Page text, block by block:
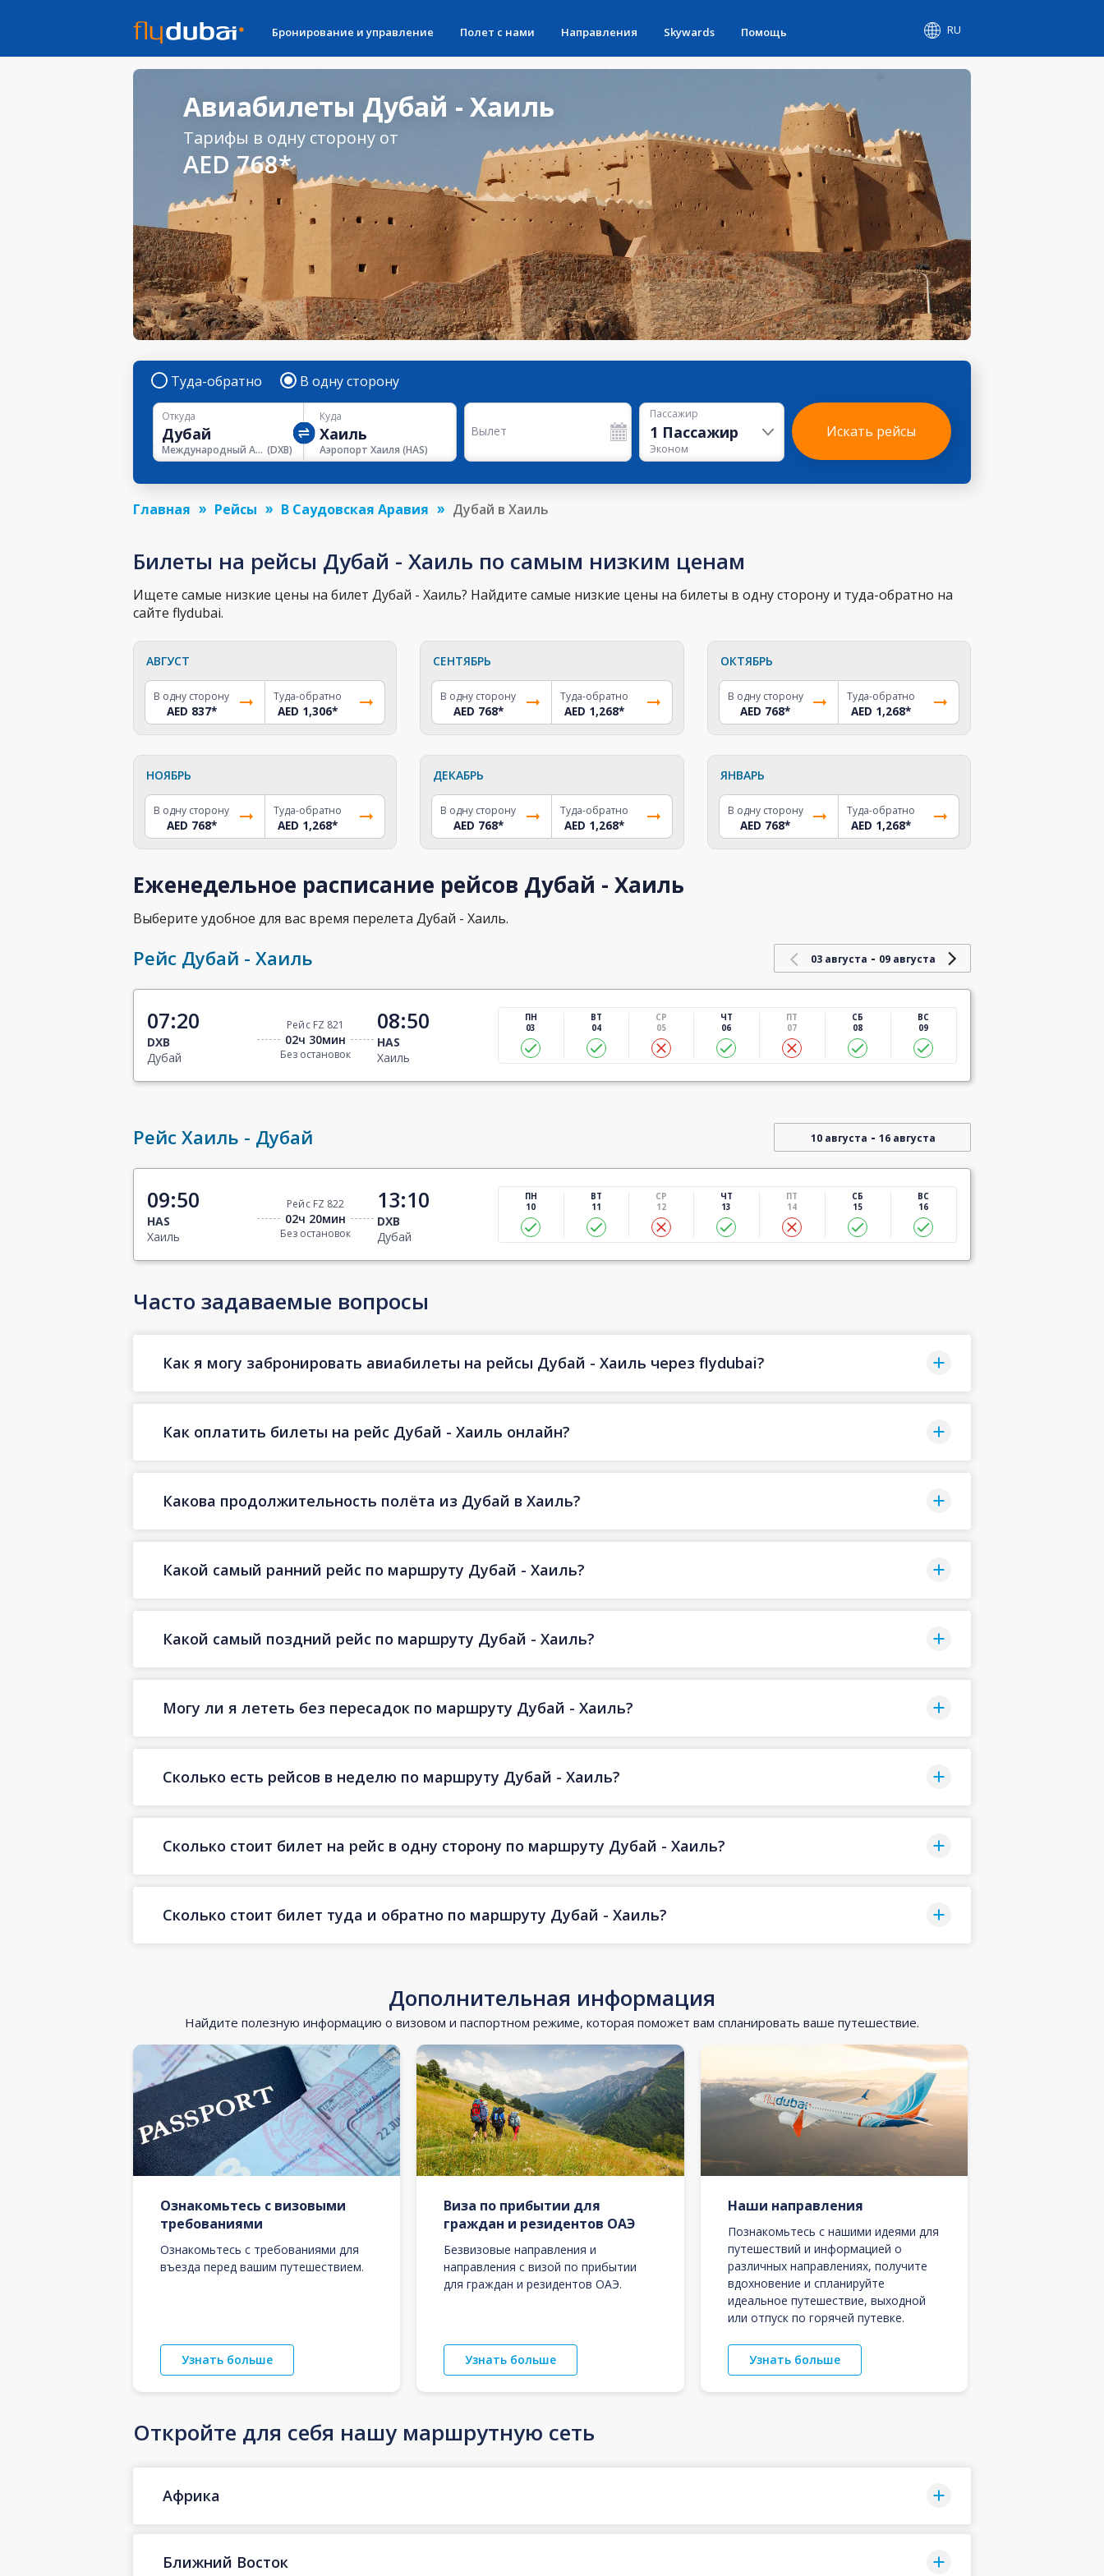
Бронирование и управление Полет с нами Направления Skywards Помощь RU
Авиабилеты Дубай - Хаиль
Тарифы в одну сторону от
AED 768*
Туда-обратно В одну сторону
Откуда
Международный Аэропорт Дубая (DXB)
Куда
Аэропорт Хаиля (HAS)
Вылет
Пассажир
1 Пассажир
Эконом
Искать рейсы
Главная Рейсы В Саудовская Аравия Дубай в Хаиль
Билеты на рейсы Дубай - Хаиль по самым низким ценам
Ищете самые низкие цены на билет Дубай - Хаиль? Найдите самые низкие цены на билеты в одну сторону и туда-обратно на
сайте flydubai.
АВГУСТ
В одну сторону
AED 837*
Туда-обратно
AED 1,306*
СЕНТЯБРЬ
В одну сторону
AED 768*
Туда-обратно
AED 1,268*
ОКТЯБРЬ
В одну сторону
AED 768*
Туда-обратно
AED 1,268*
НОЯБРЬ
В одну сторону
AED 768*
Туда-обратно
AED 1,268*
ДЕКАБРЬ
В одну сторону
AED 768*
Туда-обратно
AED 1,268*
ЯНВАРЬ
В одну сторону
AED 768*
Туда-обратно
AED 1,268*
Еженедельное расписание рейсов Дубай - Хаиль
Выберите удобное для вас время перелета Дубай - Хаиль.
Рейс Дубай - Хаиль 03 августа - 09 августа
07:20
DXB
Дубай
Рейс FZ 821
02ч 30мин
Без остановок
08:50
HAS
Хаиль
ПН
03
ВТ
04
СР
05
ЧТ
06
ПТ
07
СБ
08
ВС
09
Рейс Хаиль - Дубай 10 августа - 16 августа
09:50
HAS
Хаиль
Рейс FZ 822
02ч 20мин
Без остановок
13:10
DXB
Дубай
ПН
10
ВТ
11
СР
12
ЧТ
13
ПТ
14
СБ
15
ВС
16
Часто задаваемые вопросы
Как я могу забронировать авиабилеты на рейсы Дубай - Хаиль через flydubai?
Как оплатить билеты на рейс Дубай - Хаиль онлайн?
Какова продолжительность полёта из Дубай в Хаиль?
Какой самый ранний рейс по маршруту Дубай - Хаиль?
Какой самый поздний рейс по маршруту Дубай - Хаиль?
Могу ли я лететь без пересадок по маршруту Дубай - Хаиль?
Сколько есть рейсов в неделю по маршруту Дубай - Хаиль?
Сколько стоит билет на рейс в одну сторону по маршруту Дубай - Хаиль?
Сколько стоит билет туда и обратно по маршруту Дубай - Хаиль?
Дополнительная информация
Найдите полезную информацию о визовом и паспортном режиме, которая поможет вам спланировать ваше путешествие.
Ознакомьтесь с визовыми
требованиями
Ознакомьтесь с требованиями для
въезда перед вашим путешествием.
Узнать больше
Виза по прибытии для
граждан и резидентов ОАЭ
Безвизовые направления и
направления с визой по прибытии
для граждан и резидентов ОАЭ.
Узнать больше
Наши направления
Познакомьтесь с нашими идеями для
путешествий и информацией о
различных направлениях, получите
вдохновение и спланируйте
идеальное путешествие, выходной
или отпуск по горячей путевке.
Узнать больше
Откройте для себя нашу маршрутную сеть
Африка
Ближний Восток